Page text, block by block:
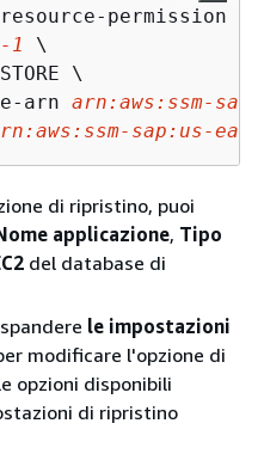
permission \
1
\
\
arn arn:aws:ssm-sap-
sap:us-east-
di ripristino, puoi
applicazione, Tipo
del database di
le impostazioni
modificare l'opzione di
opzioni disponibili
di ripristino